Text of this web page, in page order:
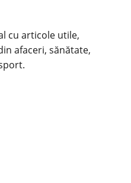
cu articole utile,
afaceri, sănătate,